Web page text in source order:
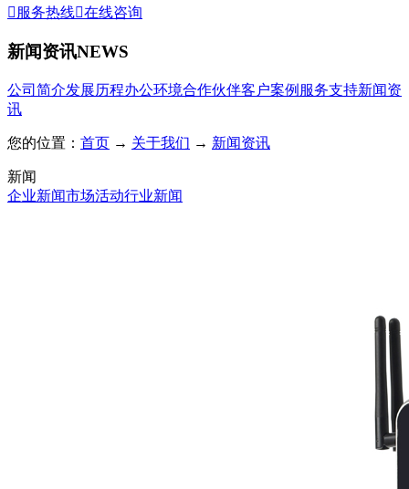
 服务热线在线咨询
新闻资讯NEWS
公司简介发展历程办公环境合作伙伴客户案例 服务支持新闻资
讯
您的位置： 首页 → 关于我们 → 新闻资讯
新闻
企业新闻市场活动行业新闻